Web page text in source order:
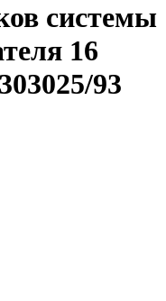
системы
16
93